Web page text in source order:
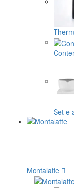
Set e
Montalatte